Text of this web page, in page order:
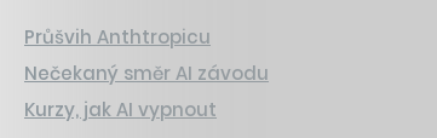
Průšvih Anthtropicu
Nečekaný směr AI závodu
Kurzy, jak AI vypnout